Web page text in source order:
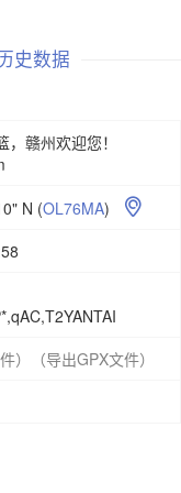
史数据
赣州欢迎您！
N (OL76MA) 
）
（导出GPX文件）